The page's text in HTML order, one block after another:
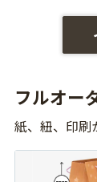
フルオー
紙、紐、印刷